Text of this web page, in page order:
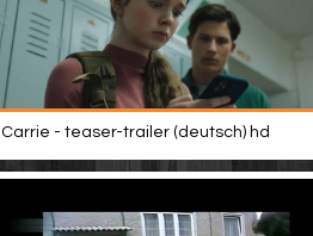
Carrie - teaser-trailer (deutsch) hd